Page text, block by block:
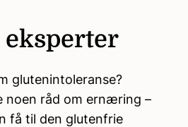
eksperter
glutenintoleranse?
noen råd om ernæring –
få til den glutenfrie